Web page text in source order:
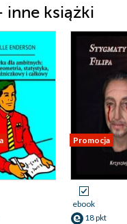
inne książki
Promocja
ebook
18 pkt